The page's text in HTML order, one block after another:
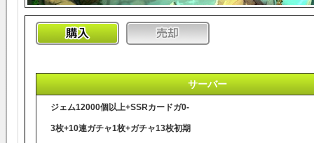
サーバー
ジェム12000個以上+SSRカードガ0-
3枚+10連ガチャ1枚+ガチャ13枚初期